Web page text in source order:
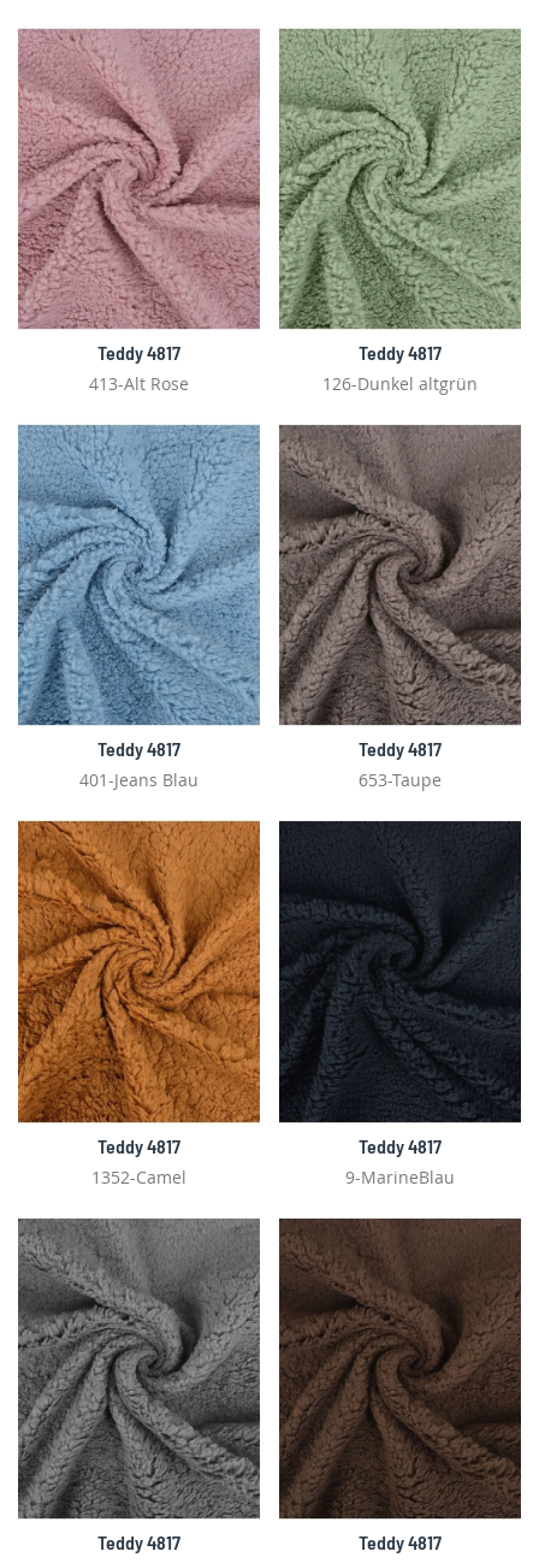
Teddy 4817
413-Alt Rose
Teddy 4817
126-Dunkel altgrün
Teddy 4817
401-Jeans Blau
Teddy 4817
653-Taupe
Teddy 4817
1352-Camel
Teddy 4817
9-MarineBlau
Teddy 4817
Teddy 4817